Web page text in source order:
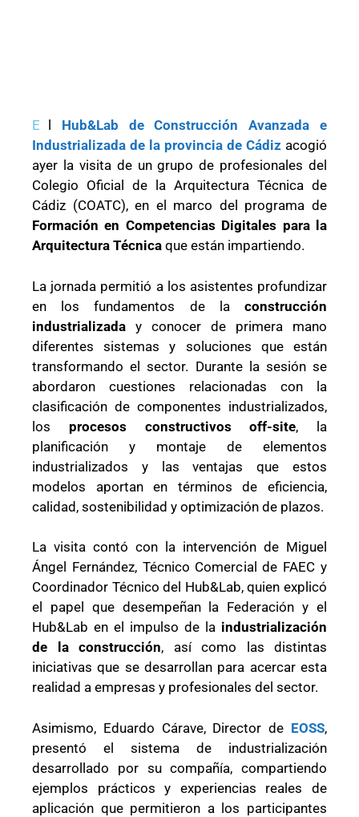
E
Hub&Lab de Construcción Avanzada e
Industrializada de la provincia de Cádiz acogió
ayer la visita de un grupo de profesionales del
Colegio Oficial de la Arquitectura Técnica de
Cádiz (COATC), en el marco del programa de
Formación en Competencias Digitales para la
Arquitectura Técnica que están impartiendo.
La jornada permitió a los asistentes profundizar
en los fundamentos de la construcción
industrializada y conocer de primera mano
diferentes sistemas y soluciones que están
transformando el sector. Durante la sesión se
abordaron cuestiones relacionadas con la
clasificación de componentes industrializados,
los procesos constructivos off-site, la
planificación y montaje de elementos
industrializados y las ventajas que estos
modelos aportan en términos de eficiencia,
calidad, sostenibilidad y optimización de plazos.
La visita contó con la intervención de Miguel
Ángel Fernández, Técnico Comercial de FAEC y
Coordinador Técnico del Hub&Lab, quien explicó
el papel que desempeñan la Federación y el
Hub&Lab en el impulso de la industrialización
de la construcción, así como las distintas
iniciativas que se desarrollan para acercar esta
realidad a empresas y profesionales del sector.
Asimismo, Eduardo Cárave, Director de EOSS,
presentó el sistema de industrialización
desarrollado por su compañía, compartiendo
ejemplos prácticos y experiencias reales de
aplicación que permitieron a los participantes